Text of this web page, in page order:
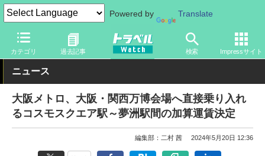
Powered by Translate
カテゴリ 過去記事 検索 Impressサイト
トラベル Watch イベント 国際博覧会 2025年大阪・関西万博
ニュース
大阪メトロ、大阪・関西万博会場へ直接乗り入れ
るコスモスクエア駅～夢洲駅間の加算運賃決定
編集部：二村 茜 2024年5月20日 12:36